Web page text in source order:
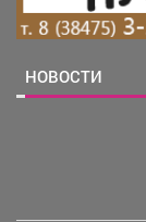
НОВОСТИ